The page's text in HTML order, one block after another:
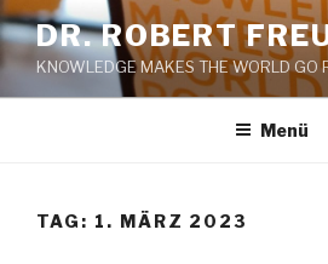
Zum
Inhalt
springen
DR. ROBERT
KNOWLEDGE MAKES THE WORLD GO
Menü
TAG: 1. MÄRZ 2023